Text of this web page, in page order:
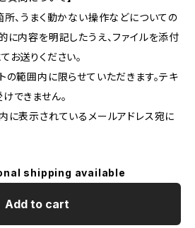
所、うまく動かない操作などについての
に内容を明記したうえ、ファイルを添付
お送りください。
の範囲内に限らせていただきます。テキ
できません。
に表示されているメールアドレス宛に
shipping available
Add to cart